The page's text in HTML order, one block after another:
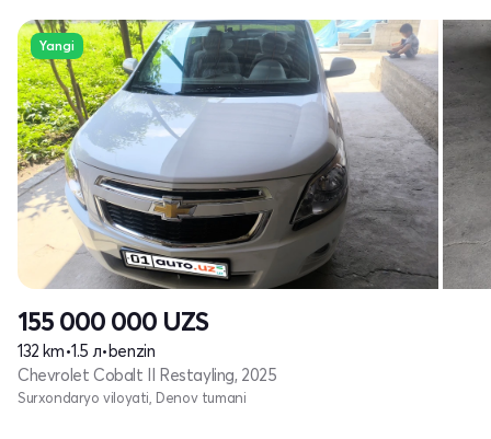
Yangi
155 000 000 UZS
132 km•1.5 л•benzin
Chevrolet Cobalt II Restayling, 2025
Surxondaryo viloyati, Denov tumani